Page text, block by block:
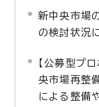
新中央市場
の検討状況
【公募型プ
央市場再整
による整備